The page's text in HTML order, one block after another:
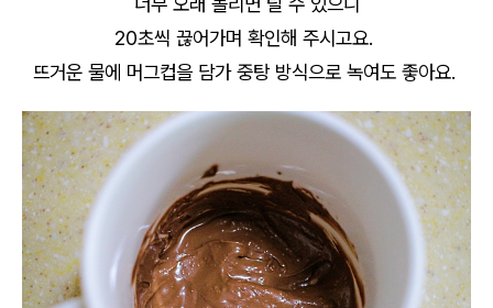
20초씩 끊어가며 확인해 주시고요.
뜨거운 물에 머그컵을 담가 중탕 방식으로 녹여도 좋아요.